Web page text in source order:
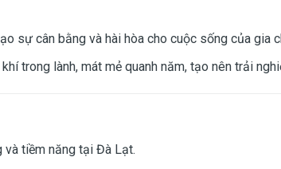
sự cân bằng và hài hòa cho cuộc sống của gia
trong lành, mát mẻ quanh năm, tạo nên trải
tiềm năng tại Đà Lạt.